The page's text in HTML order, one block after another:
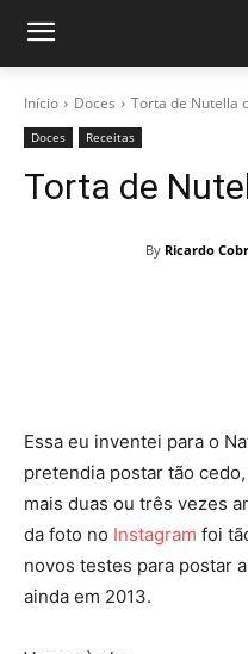
Início Doces Torta de Nutella
Doces Receitas
Torta de
By Ricardo
Essa eu inventei para o
pretendia postar tão
mais duas ou três vezes
da foto no Instagram foi
novos testes para postar
ainda em 2013.